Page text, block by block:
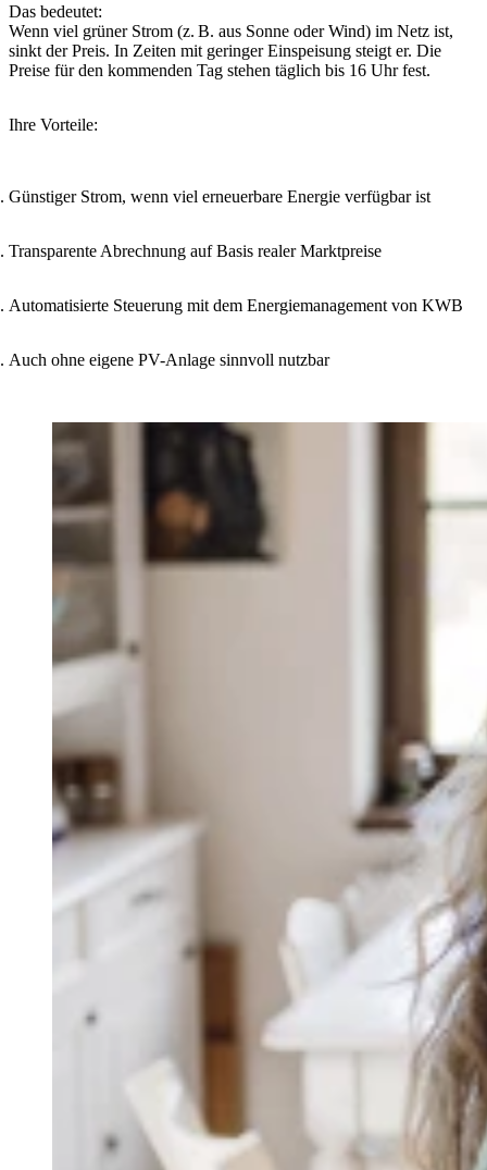
Das bedeutet:
Wenn viel grüner Strom (z. B. aus Sonne oder Wind) im Netz ist,
sinkt der Preis. In Zeiten mit geringer Einspeisung steigt er. Die
Preise für den kommenden Tag stehen täglich bis 16 Uhr fest.
Ihre Vorteile:
Günstiger Strom, wenn viel erneuerbare Energie verfügbar ist
Transparente Abrechnung auf Basis realer Marktpreise
Automatisierte Steuerung mit dem Energiemanagement von KWB
Auch ohne eigene PV-Anlage sinnvoll nutzbar